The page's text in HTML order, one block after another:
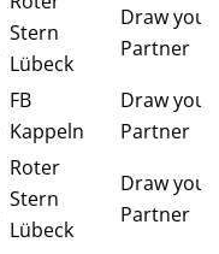
Stern
Lübeck
Draw your
Partner
FB
Kappeln
Draw your
Partner
Roter
Stern
Lübeck
Draw your
Partner